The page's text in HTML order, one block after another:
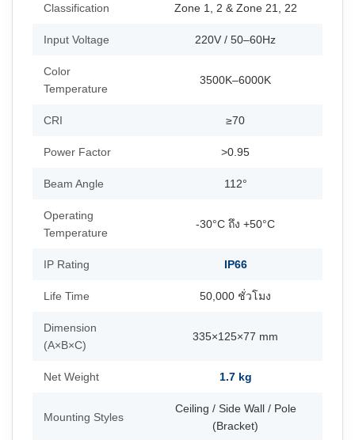
Classification Zone 1, 2 & Zone 21, 22
Input Voltage 220V / 50–60Hz
Color
Temperature
3500K–6000K
CRI ≥70
Power Factor >0.95
Beam Angle 112°
Operating
Temperature
-30°C ถึง +50°C
IP Rating IP66
Life Time 50,000 ชั่วโมง
Dimension
(A×B×C)
335×125×77 mm
Net Weight 1.7 kg
Mounting Styles
Ceiling / Side Wall / Pole
(Bracket)